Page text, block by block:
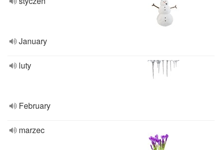
January
luty
February
marzec